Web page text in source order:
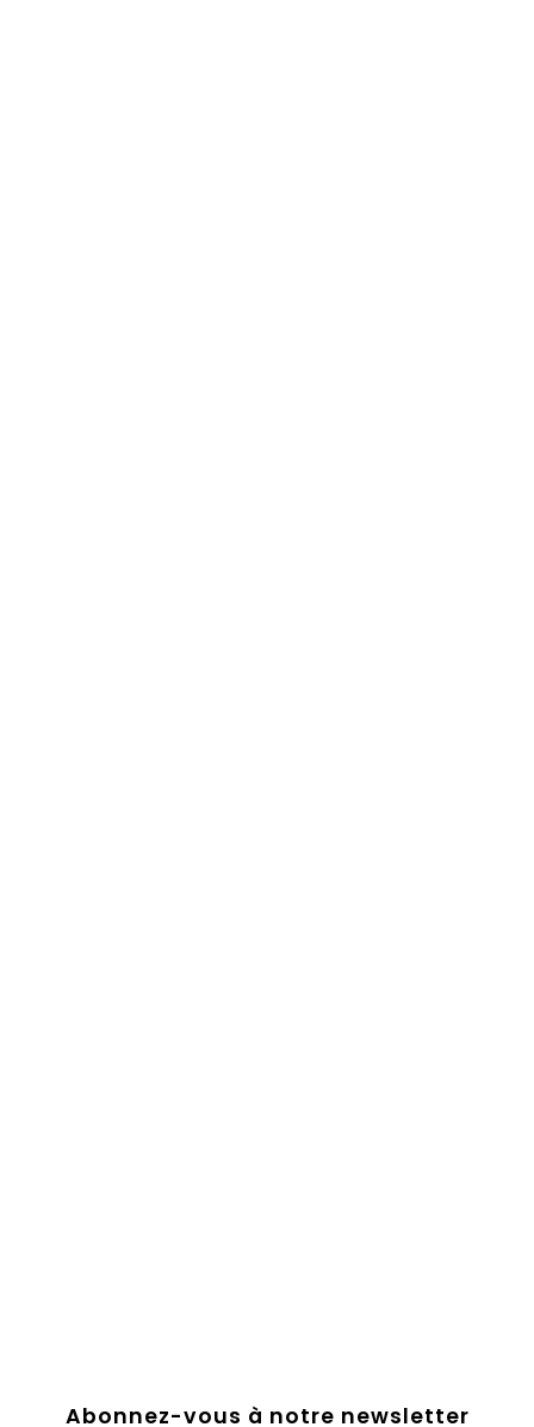
Abonnez-vous à notre newsletter